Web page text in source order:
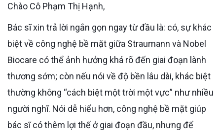
Chào Cô Phạm Thị Hạnh,
Bác sĩ xin trả lời ngắn gọn ngay từ đầu là: có, sự khác
biệt về công nghệ bề mặt giữa Straumann và Nobel
Biocare có thể ảnh hưởng khá rõ đến giai đoạn lành
thương sớm; còn nếu nói về độ bền lâu dài, khác biệt
thường không “cách biệt một trời một vực” như nhiều
người nghĩ. Nói dễ hiểu hơn, công nghệ bề mặt giúp
bác sĩ có thêm lợi thế ở giai đoạn đầu, nhưng để